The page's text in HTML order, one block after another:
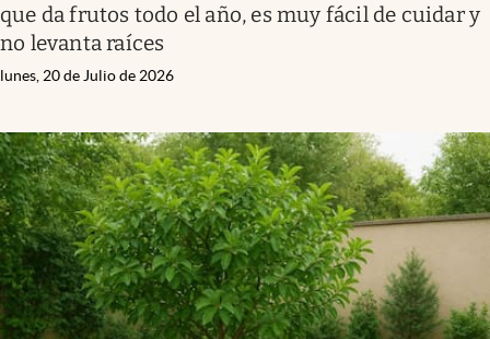
que da frutos todo el año, es muy fácil de cuidar y
no levanta raíces
lunes, 20 de Julio de 2026